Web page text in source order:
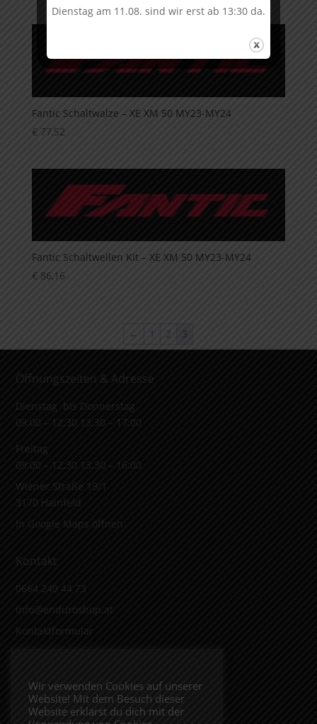
Fantic Schaltwalze – XE XM 50 MY23-MY24
€77,52
Fantic Schaltwellen Kit – XE XM 50 MY23-MY24
€86,16
← 1 2 3
Öffnungszeiten & Adresse
Dienstag bis Donnerstag
09:00 – 12:30 13:30 – 17:00
Freitag
09:00 – 12:30 13:30 – 16:00
Wiener Straße 19/1
3170 Hainfeld
In Google Maps öffnen.
Kontakt
0664 240 44 73
info@enduroshop.at
Kontaktformular
Impressum
Wir verwenden Cookies auf unserer
Website! Mit dem Besuch dieser
Website erklärst du dich mit der
Dienstag am 11.08. sind wir erst ab 13:30 da.